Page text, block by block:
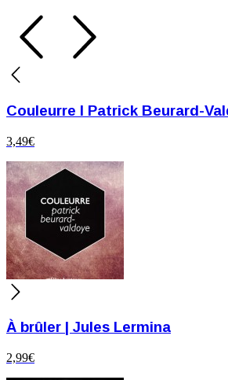
Couleurre I Patrick Beurard-
3,49€
À brûler | Jules Lermina
2,99€